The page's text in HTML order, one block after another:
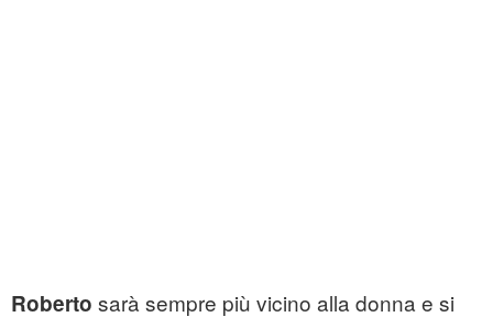
Roberto sarà sempre più vicino alla donna e si